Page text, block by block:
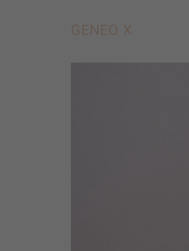
GENEO X